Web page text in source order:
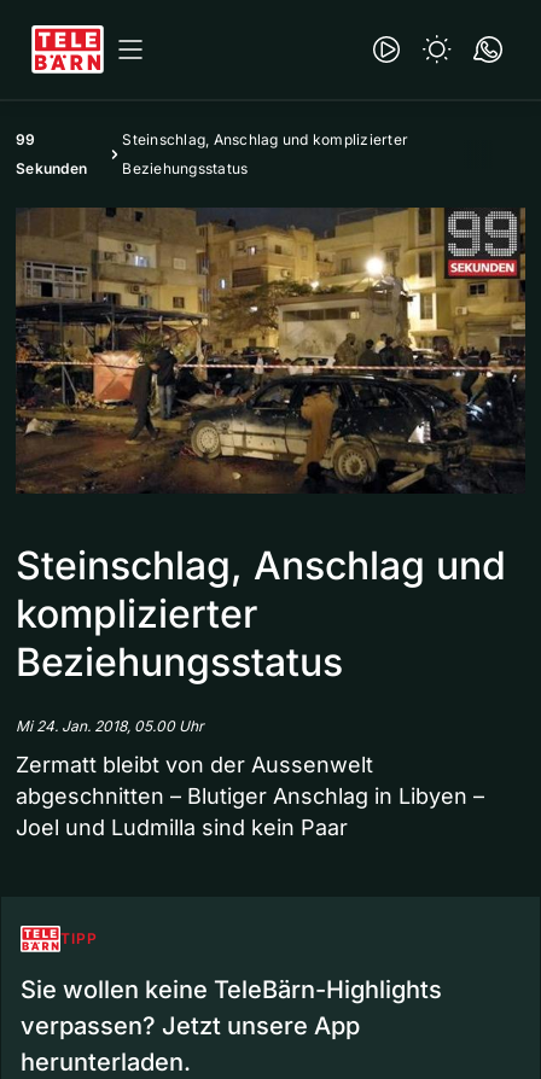
99
Sekunden
Steinschlag, Anschlag und komplizierter
Beziehungsstatus
Steinschlag, Anschlag und
komplizierter
Beziehungsstatus
Mi 24. Jan. 2018, 05.00 Uhr
Zermatt bleibt von der Aussenwelt
abgeschnitten – Blutiger Anschlag in Libyen –
Joel und Ludmilla sind kein Paar
TIPP
Sie wollen keine TeleBärn-Highlights
verpassen? Jetzt unsere App
herunterladen.